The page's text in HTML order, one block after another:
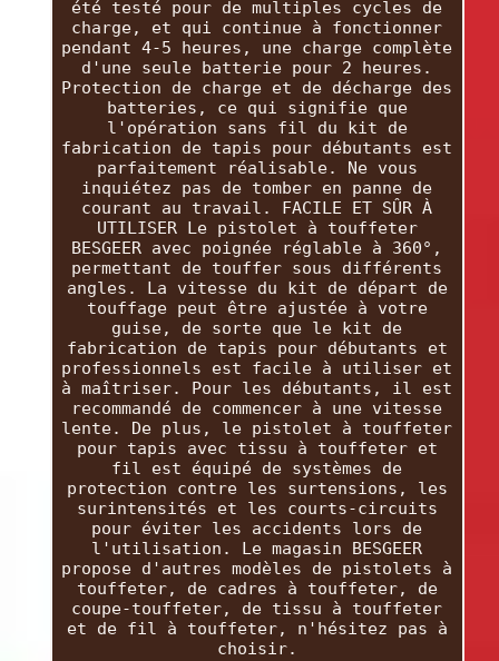
été testé pour de multiples cycles de
charge, et qui continue à fonctionner
pendant 4-5 heures, une charge complète
d'une seule batterie pour 2 heures.
Protection de charge et de décharge des
batteries, ce qui signifie que
l'opération sans fil du kit de
fabrication de tapis pour débutants est
parfaitement réalisable. Ne vous
inquiétez pas de tomber en panne de
courant au travail. FACILE ET SÛR À
UTILISER Le pistolet à touffeter
BESGEER avec poignée réglable à 360°,
permettant de touffer sous différents
angles. La vitesse du kit de départ de
touffage peut être ajustée à votre
guise, de sorte que le kit de
fabrication de tapis pour débutants et
professionnels est facile à utiliser et
à maîtriser. Pour les débutants, il est
recommandé de commencer à une vitesse
lente. De plus, le pistolet à touffeter
pour tapis avec tissu à touffeter et
fil est équipé de systèmes de
protection contre les surtensions, les
surintensités et les courts-circuits
pour éviter les accidents lors de
l'utilisation. Le magasin BESGEER
propose d'autres modèles de pistolets à
touffeter, de cadres à touffeter, de
coupe-touffeter, de tissu à touffeter
et de fil à touffeter, n'hésitez pas à
choisir.